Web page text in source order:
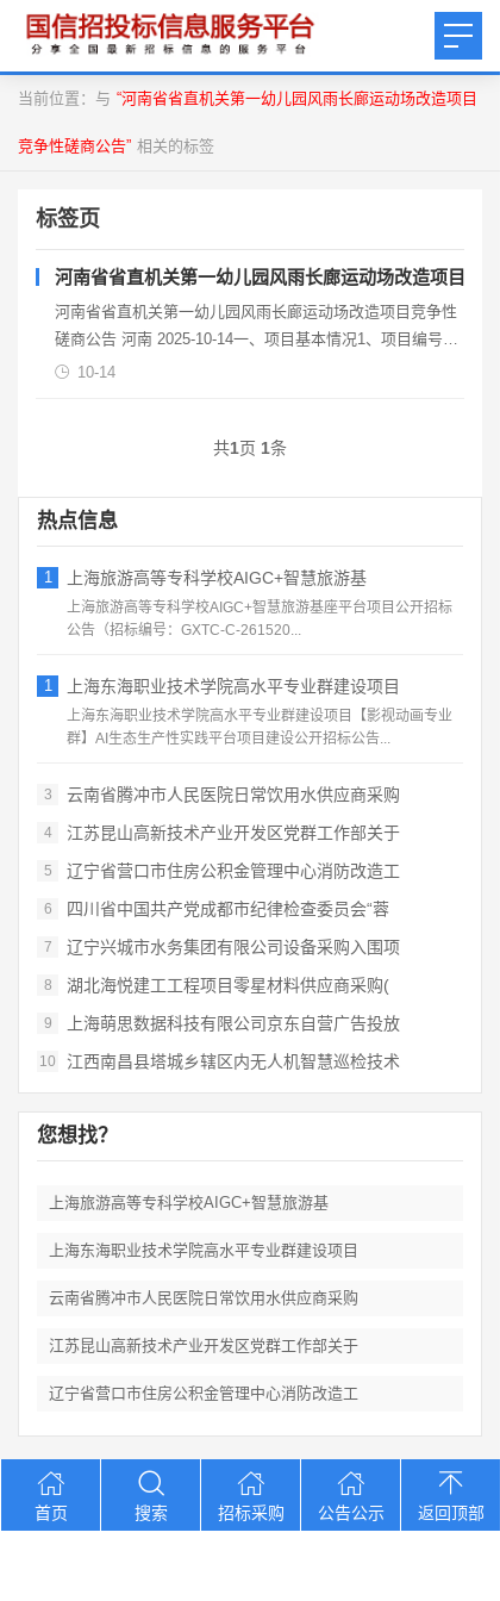
当前位置：与 “河南省省直机关第一幼儿园风雨长廊运动场改造项目
竞争性磋商公告” 相关的标签
标签页
河南省省直机关第一幼儿园风雨长廊运动场改造项目竞
河南省省直机关第一幼儿园风雨长廊运动场改造项目竞争性
磋商公告 河南 2025-10-14一、项目基本情况1、项目编号：
LHGC2025-0992、项目名称：
10-14
共1页 1条
热点信息
1 上海旅游高等专科学校AIGC+智慧旅游基
上海旅游高等专科学校AIGC+智慧旅游基座平台项目公开招标
公告（招标编号：GXTC‑C‑261520...
1 上海东海职业技术学院高水平专业群建设项目
上海东海职业技术学院高水平专业群建设项目【影视动画专业
群】AI生态生产性实践平台项目建设公开招标公告...
3 云南省腾冲市人民医院日常饮用水供应商采购
4 江苏昆山高新技术产业开发区党群工作部关于
5 辽宁省营口市住房公积金管理中心消防改造工
6 四川省中国共产党成都市纪律检查委员会“蓉
7 辽宁兴城市水务集团有限公司设备采购入围项
8 湖北海悦建工工程项目零星材料供应商采购(
9 上海萌思数据科技有限公司京东自营广告投放
10 江西南昌县塔城乡辖区内无人机智慧巡检技术
您想找？
上海旅游高等专科学校AIGC+智慧旅游基
上海东海职业技术学院高水平专业群建设项目
云南省腾冲市人民医院日常饮用水供应商采购
江苏昆山高新技术产业开发区党群工作部关于
辽宁省营口市住房公积金管理中心消防改造工
Copyright © 2012-2026 中招招标网 版权所有 网站备案号：京
ICP备2023026371号-2
首页 搜索 招标采购 公告公示 返回顶部